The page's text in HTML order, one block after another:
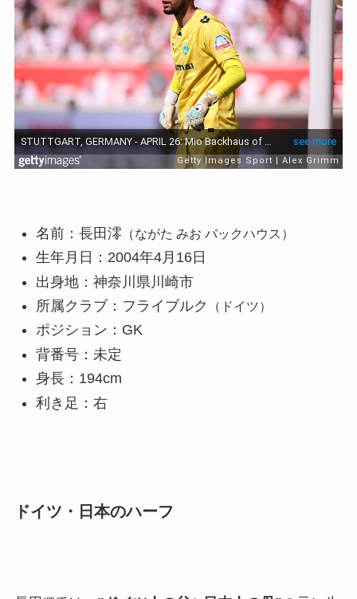
名前：長田澪 （ながた みお バックハウス）
生年月日：2004年4月16日
出身地：神奈川県川崎市
所属クラブ：フライブルク
（ドイツ）
ポジション：GK
背番号：未定
身長：194cm
利き足：右
ドイツ・日本のハーフ